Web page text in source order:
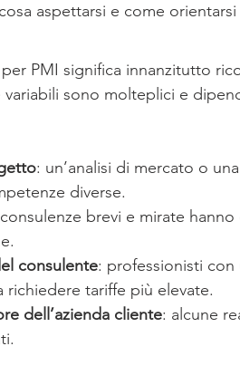
aspettarsi e come orientarsi
PMI significa innanzitutto
sono molteplici e
: un’analisi di mercato o
diverse.
brevi e mirate
consulente: professionisti
tariffe più elevate.
dell’azienda cliente: alcune